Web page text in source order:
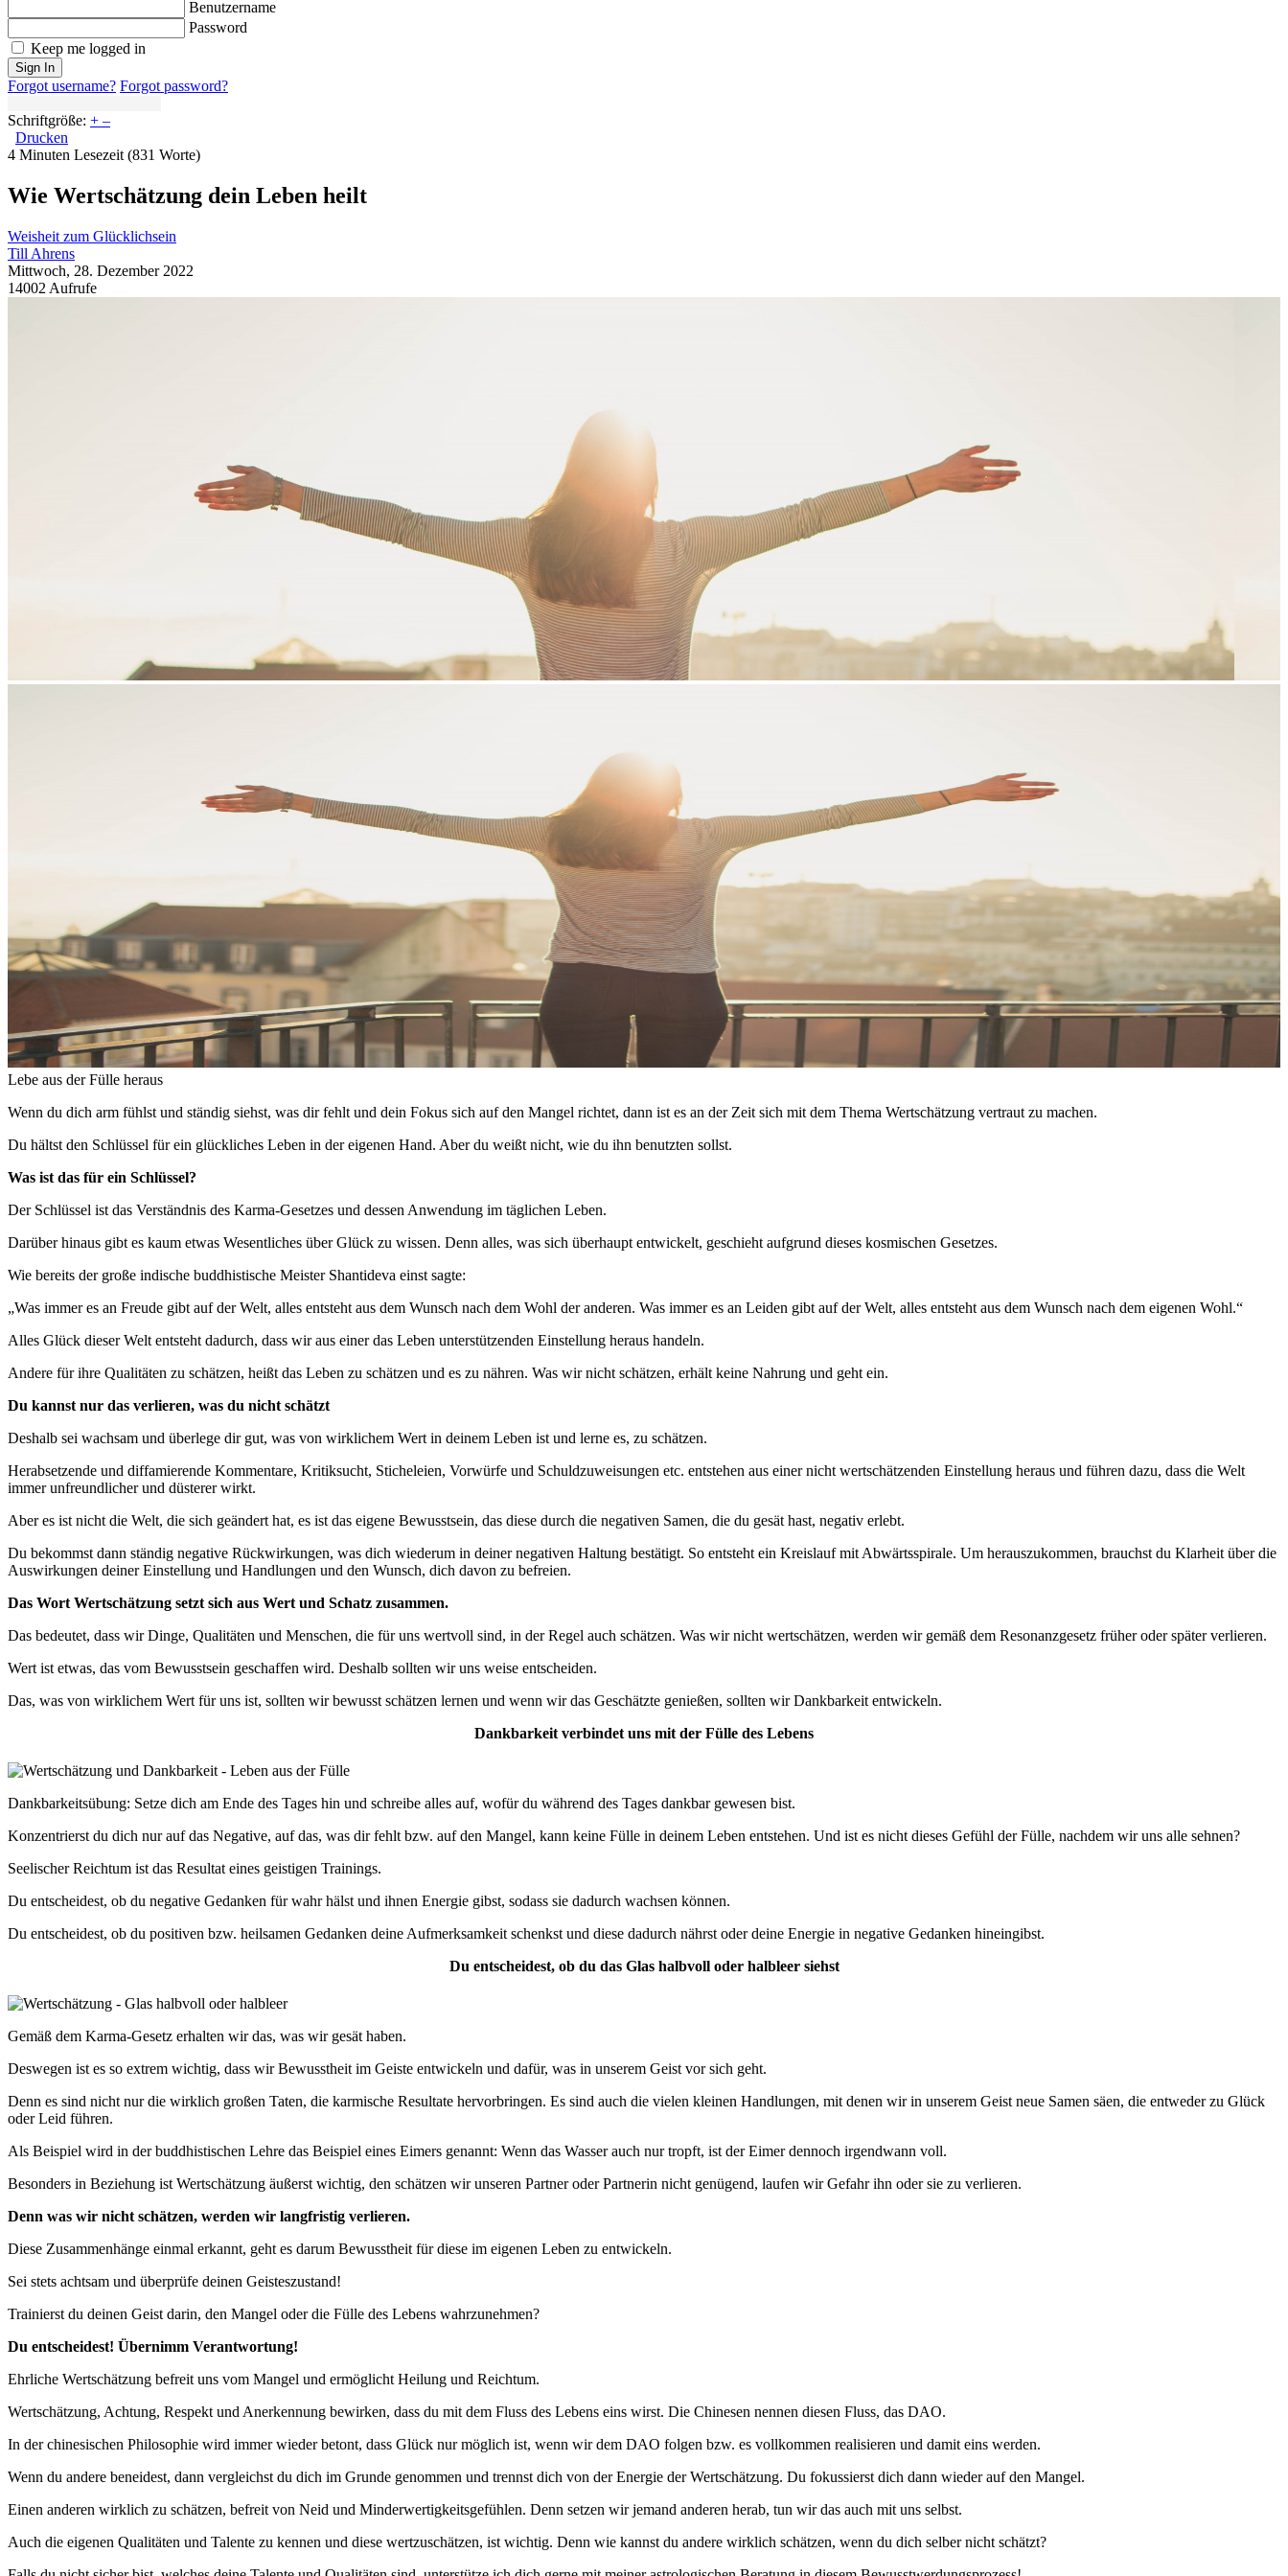
Benutzername
Password
Keep me logged in
Sign In
Forgot username? Forgot password?
Schriftgröße: + –
Drucken
4 Minuten Lesezeit (831 Worte)
Wie Wertschätzung dein Leben heilt
Weisheit zum Glücklichsein
Till Ahrens
Mittwoch, 28. Dezember 2022
14002 Aufrufe
Lebe aus der Fülle heraus
Wenn du dich arm fühlst und ständig siehst, was dir fehlt und dein Fokus sich auf den Mangel richtet, dann ist es an der Zeit sich mit dem Thema Wertschätzung vertraut zu machen.
Du hältst den Schlüssel für ein glückliches Leben in der eigenen Hand. Aber du weißt nicht, wie du ihn benutzten sollst.
Was ist das für ein Schlüssel?
Der Schlüssel ist das Verständnis des Karma-Gesetzes und dessen Anwendung im täglichen Leben.
Darüber hinaus gibt es kaum etwas Wesentliches über Glück zu wissen. Denn alles, was sich überhaupt entwickelt, geschieht aufgrund dieses kosmischen Gesetzes.
Wie bereits der große indische buddhistische Meister Shantideva einst sagte:
„Was immer es an Freude gibt auf der Welt, alles entsteht aus dem Wunsch nach dem Wohl der anderen. Was immer es an Leiden gibt auf der Welt, alles entsteht aus dem Wunsch nach dem eigenen Wohl.“
Alles Glück dieser Welt entsteht dadurch, dass wir aus einer das Leben unterstützenden Einstellung heraus handeln.
Andere für ihre Qualitäten zu schätzen, heißt das Leben zu schätzen und es zu nähren. Was wir nicht schätzen, erhält keine Nahrung und geht ein.
Du kannst nur das verlieren, was du nicht schätzt
Deshalb sei wachsam und überlege dir gut, was von wirklichem Wert in deinem Leben ist und lerne es, zu schätzen.
Herabsetzende und diffamierende Kommentare, Kritiksucht, Sticheleien, Vorwürfe und Schuldzuweisungen etc. entstehen aus einer nicht wertschätzenden Einstellung heraus und führen dazu, dass die Welt
immer unfreundlicher und düsterer wirkt.
Aber es ist nicht die Welt, die sich geändert hat, es ist das eigene Bewusstsein, das diese durch die negativen Samen, die du gesät hast, negativ erlebt.
Du bekommst dann ständig negative Rückwirkungen, was dich wiederum in deiner negativen Haltung bestätigt. So entsteht ein Kreislauf mit Abwärtsspirale. Um herauszukommen, brauchst du Klarheit über die
Auswirkungen deiner Einstellung und Handlungen und den Wunsch, dich davon zu befreien.
Das Wort Wertschätzung setzt sich aus Wert und Schatz zusammen.
Das bedeutet, dass wir Dinge, Qualitäten und Menschen, die für uns wertvoll sind, in der Regel auch schätzen. Was wir nicht wertschätzen, werden wir gemäß dem Resonanzgesetz früher oder später verlieren.
Wert ist etwas, das vom Bewusstsein geschaffen wird. Deshalb sollten wir uns weise entscheiden.
Das, was von wirklichem Wert für uns ist, sollten wir bewusst schätzen lernen und wenn wir das Geschätzte genießen, sollten wir Dankbarkeit entwickeln.
Dankbarkeit verbindet uns mit der Fülle des Lebens
Dankbarkeitsübung: Setze dich am Ende des Tages hin und schreibe alles auf, wofür du während des Tages dankbar gewesen bist.
Konzentrierst du dich nur auf das Negative, auf das, was dir fehlt bzw. auf den Mangel, kann keine Fülle in deinem Leben entstehen. Und ist es nicht dieses Gefühl der Fülle, nachdem wir uns alle sehnen?
Seelischer Reichtum ist das Resultat eines geistigen Trainings.
Du entscheidest, ob du negative Gedanken für wahr hälst und ihnen Energie gibst, sodass sie dadurch wachsen können.
Du entscheidest, ob du positiven bzw. heilsamen Gedanken deine Aufmerksamkeit schenkst und diese dadurch nährst oder deine Energie in negative Gedanken hineingibst.
Du entscheidest, ob du das Glas halbvoll oder halbleer siehst
Gemäß dem Karma-Gesetz erhalten wir das, was wir gesät haben.
Deswegen ist es so extrem wichtig, dass wir Bewusstheit im Geiste entwickeln und dafür, was in unserem Geist vor sich geht.
Denn es sind nicht nur die wirklich großen Taten, die karmische Resultate hervorbringen. Es sind auch die vielen kleinen Handlungen, mit denen wir in unserem Geist neue Samen säen, die entweder zu Glück
oder Leid führen.
Als Beispiel wird in der buddhistischen Lehre das Beispiel eines Eimers genannt: Wenn das Wasser auch nur tropft, ist der Eimer dennoch irgendwann voll.
Besonders in Beziehung ist Wertschätzung äußerst wichtig, den schätzen wir unseren Partner oder Partnerin nicht genügend, laufen wir Gefahr ihn oder sie zu verlieren.
Denn was wir nicht schätzen, werden wir langfristig verlieren.
Diese Zusammenhänge einmal erkannt, geht es darum Bewusstheit für diese im eigenen Leben zu entwickeln.
Sei stets achtsam und überprüfe deinen Geisteszustand!
Trainierst du deinen Geist darin, den Mangel oder die Fülle des Lebens wahrzunehmen?
Du entscheidest! Übernimm Verantwortung!
Ehrliche Wertschätzung befreit uns vom Mangel und ermöglicht Heilung und Reichtum.
Wertschätzung, Achtung, Respekt und Anerkennung bewirken, dass du mit dem Fluss des Lebens eins wirst. Die Chinesen nennen diesen Fluss, das DAO.
In der chinesischen Philosophie wird immer wieder betont, dass Glück nur möglich ist, wenn wir dem DAO folgen bzw. es vollkommen realisieren und damit eins werden.
Wenn du andere beneidest, dann vergleichst du dich im Grunde genommen und trennst dich von der Energie der Wertschätzung. Du fokussierst dich dann wieder auf den Mangel.
Einen anderen wirklich zu schätzen, befreit von Neid und Minderwertigkeitsgefühlen. Denn setzen wir jemand anderen herab, tun wir das auch mit uns selbst.
Auch die eigenen Qualitäten und Talente zu kennen und diese wertzuschätzen, ist wichtig. Denn wie kannst du andere wirklich schätzen, wenn du dich selber nicht schätzt?